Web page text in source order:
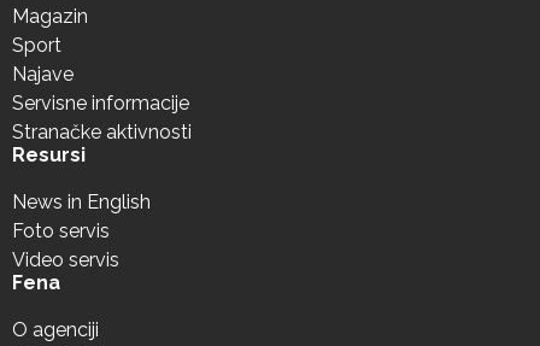
Magazin
Sport
Najave
Servisne informacije
Stranačke aktivnosti
Resursi
News in English
Foto servis
Video servis
Fena
O agenciji